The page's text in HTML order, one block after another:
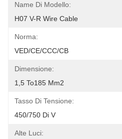
Name Di Modello:
H07 V-R Wire Cable
Norma:
VED/CE/CCC/CB
Dimensione:
1,5 To185 Mm2
Tasso Di Tensione:
450/750 Di V
Alte Luci: